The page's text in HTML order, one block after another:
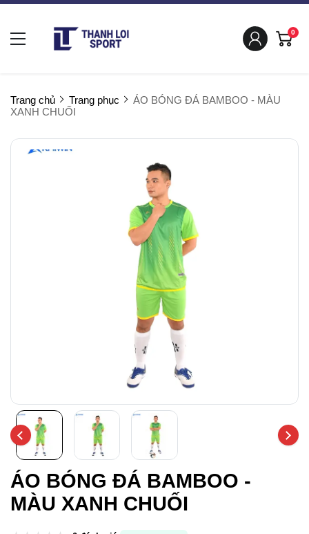
0
Trang chủ Trang phục
ÁO BÓNG ĐÁ BAMBOO - MÀU
XANH CHUỐI
ÁO BÓNG ĐÁ BAMBOO -
MÀU XANH CHUỐI